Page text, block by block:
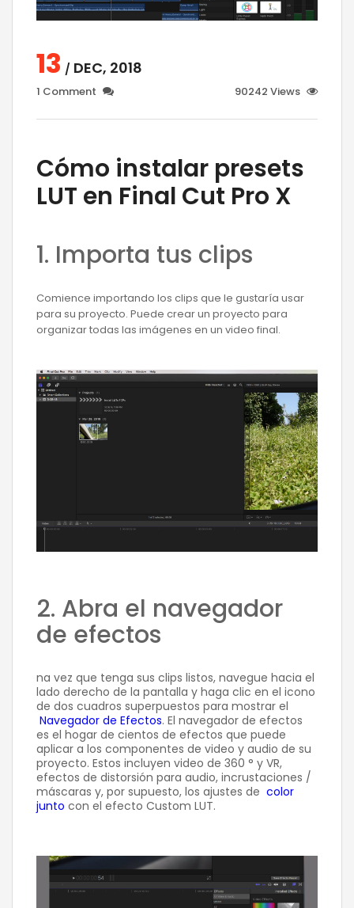
13 / DEC, 2018
1 Comment 90242 Views
Cómo instalar presets
LUT en Final Cut Pro X
1. Importa tus clips
Comience importando los clips que le gustaría usar
para su proyecto. Puede crear un proyecto para
organizar todas las imágenes en un video final.
2. Abra el navegador
de efectos
na vez que tenga sus clips listos, navegue hacia el
lado derecho de la pantalla y haga clic en el icono
de dos cuadros superpuestos para mostrar el
Navegador de Efectos. El navegador de efectos
es el hogar de cientos de efectos que puede
aplicar a los componentes de video y audio de su
proyecto. Estos incluyen video de 360 ° y VR,
efectos de distorsión para audio, incrustaciones /
máscaras y, por supuesto, los ajustes de color
junto con el efecto Custom LUT.